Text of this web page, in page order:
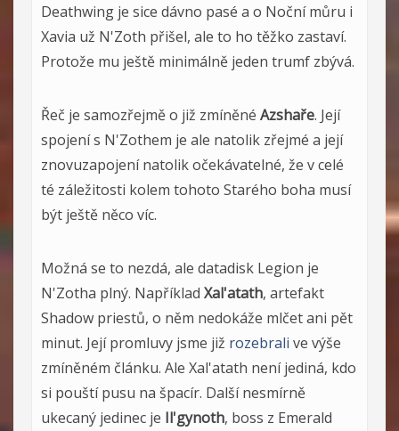
Deathwing je sice dávno pasé a o Noční můru i
Xavia už N'Zoth přišel, ale to ho těžko zastaví.
Protože mu ještě minimálně jeden trumf zbývá.
Řeč je samozřejmě o již zmíněné Azshaře. Její
spojení s N'Zothem je ale natolik zřejmé a její
znovuzapojení natolik očekávatelné, že v celé
té záležitosti kolem tohoto Starého boha musí
být ještě něco víc.
Možná se to nezdá, ale datadisk Legion je
N'Zotha plný. Například Xal'atath, artefakt
Shadow priestů, o něm nedokáže mlčet ani pět
minut. Její promluvy jsme již rozebrali ve výše
zmíněném článku. Ale Xal'atath není jediná, kdo
si pouští pusu na špacír. Další nesmírně
ukecaný jedinec je Il'gynoth, boss z Emerald